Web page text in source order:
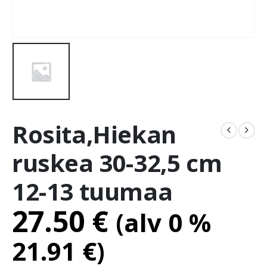
Rosita,Hiekan
ruskea 30-32,5 cm
12-13 tuumaa
27.50 € (alv 0 %
21.91 €)